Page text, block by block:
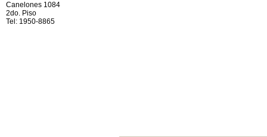
Canelones 1084
2do. Piso
Tel: 1950-8865